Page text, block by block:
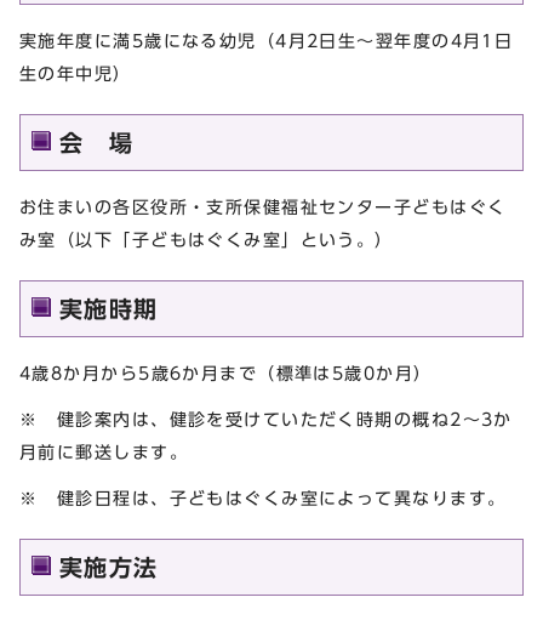
実施年度に満5歳になる幼児（4月2日生～翌年度の4月1日
生の年中児）
会 場
お住まいの各区役所・支所保健福祉センター子どもはぐく
み室（以下「子どもはぐくみ室」という。）
実施時期
4歳8か月から5歳6か月まで（標準は5歳0か月）
※ 健診案内は、健診を受けていただく時期の概ね2～3か
月前に郵送します。
※ 健診日程は、子どもはぐくみ室によって異なります。
実施方法